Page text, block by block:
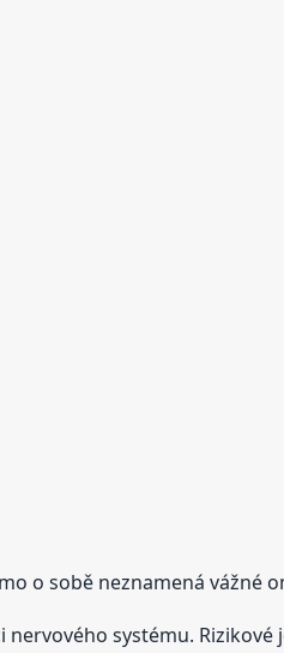
o sobě neznamená vážné
systému. Rizikové